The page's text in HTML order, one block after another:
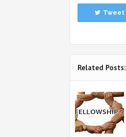
Tweet
Related Posts: